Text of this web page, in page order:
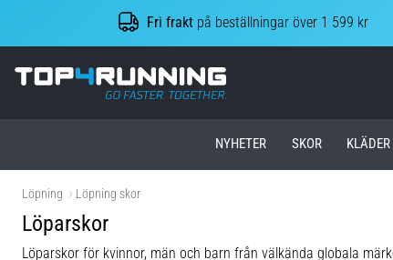
Fri frakt på beställningar över 1 599 kr
Top4Running.se
NYHETER SKOR KLÄDER
Löpning Löpning skor
Löparskor
Löparskor för kvinnor, män och barn från välkända globala